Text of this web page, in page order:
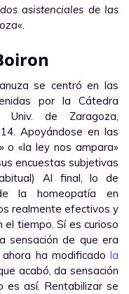
asistenciales de las
«.
se centró en las
por la Cátedra
de Zaragoza,
Apoyándose en las
o «la ley nos ampara»
encuestas subjetivas
Al final, lo de
la homeopatía en
realmente efectivos y
tiempo. Sí es curioso
sensación de que era
ha modificado la
acabó, da sensación
es así. Rentabilizar se